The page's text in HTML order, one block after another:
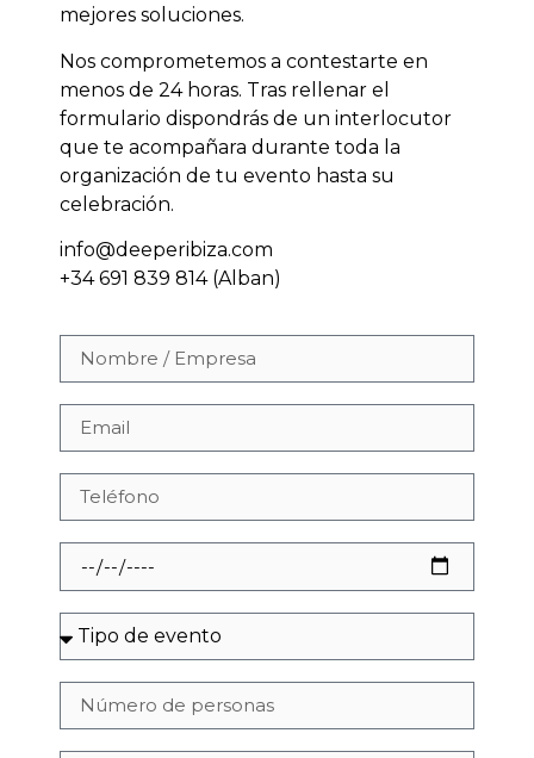
mejores soluciones.
Nos comprometemos a contestarte en
menos de 24 horas. Tras rellenar el
formulario dispondrás de un interlocutor
que te acompañara durante toda la
organización de tu evento hasta su
celebración.
info@deeperibiza.com
+34 691 839 814 (Alban)